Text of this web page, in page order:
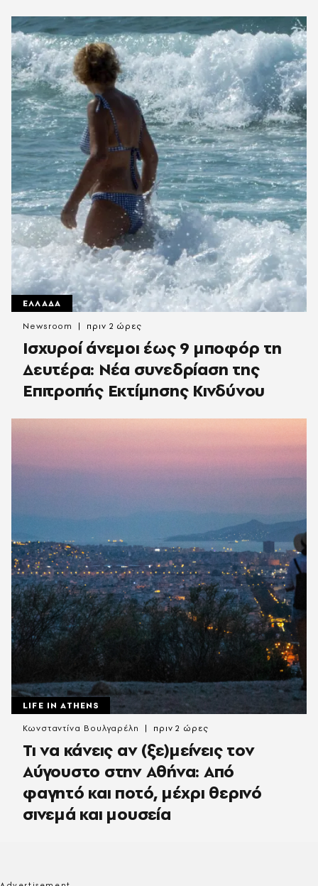
ΕΛΛΑΔΑ
Ισχυροί άνεμοι έως 9 μποφόρ τη
Δευτέρα: Νέα συνεδρίαση της
Επιτροπής Εκτίμησης Κινδύνου
Newsroom πριν 2 ώρες
LIFE IN ATHENS
Τι να κάνεις αν (ξε)μείνεις τον
Αύγουστο στην Αθήνα: Από
φαγητό και ποτό, μέχρι θερινό
σινεμά και μουσεία
Κωνσταντίνα Βουλγαρέλη πριν 2 ώρες